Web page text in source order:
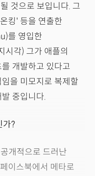
것으로 보입니다. 그
킹' 등을 연출한
를 영입한
시각) 그가 애플의
개발하고 있다고
을 미모지로 복제할
중입니다.
가?
개적으로 드러난
이스북에서 메타로